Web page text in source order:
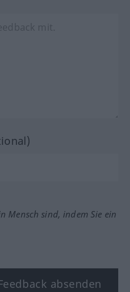
Mensch sind, indem Sie ein
absenden